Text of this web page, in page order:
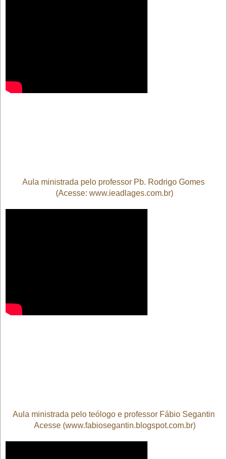
Aula ministrada pelo professor Pb. Rodrigo Gomes
(Acesse: www.ieadlages.com.br)
Aula ministrada pelo teólogo e professor Fábio Segantin
Acesse (www.fabiosegantin.blogspot.com.br)